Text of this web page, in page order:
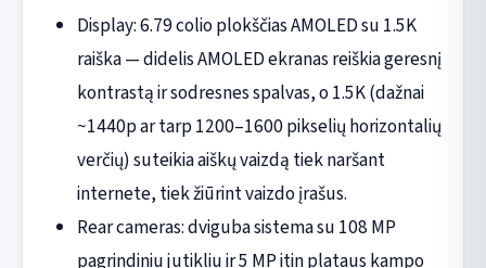
Display: 6.79 colio plokščias AMOLED su 1.5K
raiška — didelis AMOLED ekranas reiškia geresnį
kontrastą ir sodresnes spalvas, o 1.5K (dažnai
~1440p ar tarp 1200–1600 pikselių horizontalių
verčių) suteikia aiškų vaizdą tiek naršant
internete, tiek žiūrint vaizdo įrašus.
Rear cameras: dviguba sistema su 108 MP
pagrindiniu jutikliu ir 5 MP itin plataus kampo